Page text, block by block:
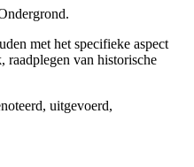
met het specifieke aspect
raadplegen van historische
uitgevoerd,